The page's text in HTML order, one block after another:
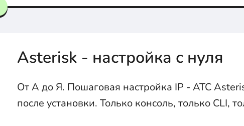
Asterisk - настройка с нуля
От А до Я. Пошаговая настройка IP - АТС
после установки. Только консоль, только CLI,